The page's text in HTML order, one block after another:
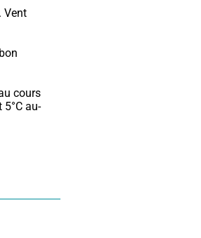
Vent
cours
au-